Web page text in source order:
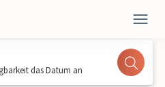
das Datum an